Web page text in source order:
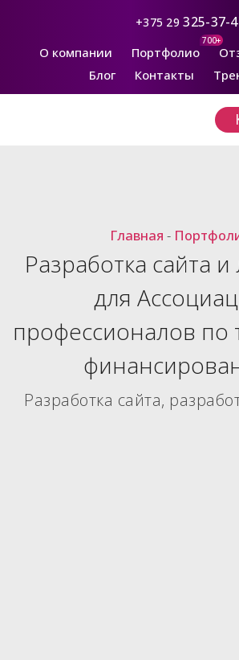
+375 29325-37-
О компании Портфолио
700+
Блог
Контакты
Главная -
Разработка сайта
для
профессионалов по
Разработка сайта,